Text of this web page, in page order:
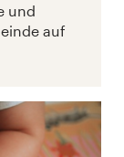
und
auf